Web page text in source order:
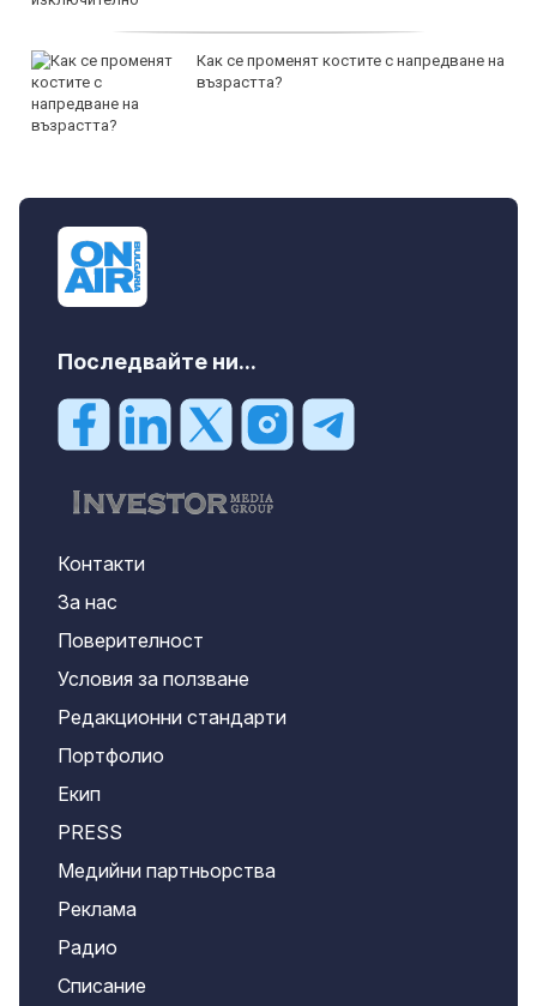
Как се променят костите с напредване на
възрастта?
Последвайте ни...
Контакти
За нас
Поверителност
Условия за ползване
Редакционни стандарти
Портфолио
Екип
PRESS
Медийни партньорства
Реклама
Радио
Списание